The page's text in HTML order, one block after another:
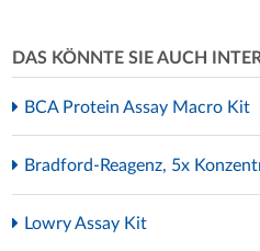
DAS KÖNNTE SIE AUCH
BCA Protein Assay Macro Kit
Bradford-Reagenz, 5x
Lowry Assay Kit